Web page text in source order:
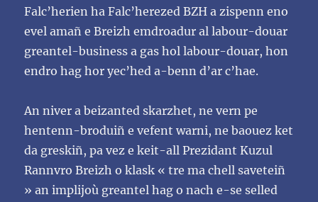
Falc’herien haFalc’herezed BZH a zispenn eno
evel amañ e Breizh emdroadur al labour-douar
greantel-business a gas hol labour-douar, hon
endro hag hor yec’hed a-benn d’ar c’hae.
An niver a beizanted skarzhet, ne vern pe
hentenn-broduiñ e vefent warni, ne baouez ket
da greskiñ,pa vez e keit-all Prezidant Kuzul
Rannvro Breizh o klask « tre ma chell saveteiñ
» an implijoù greantel hag o nach e-se selled